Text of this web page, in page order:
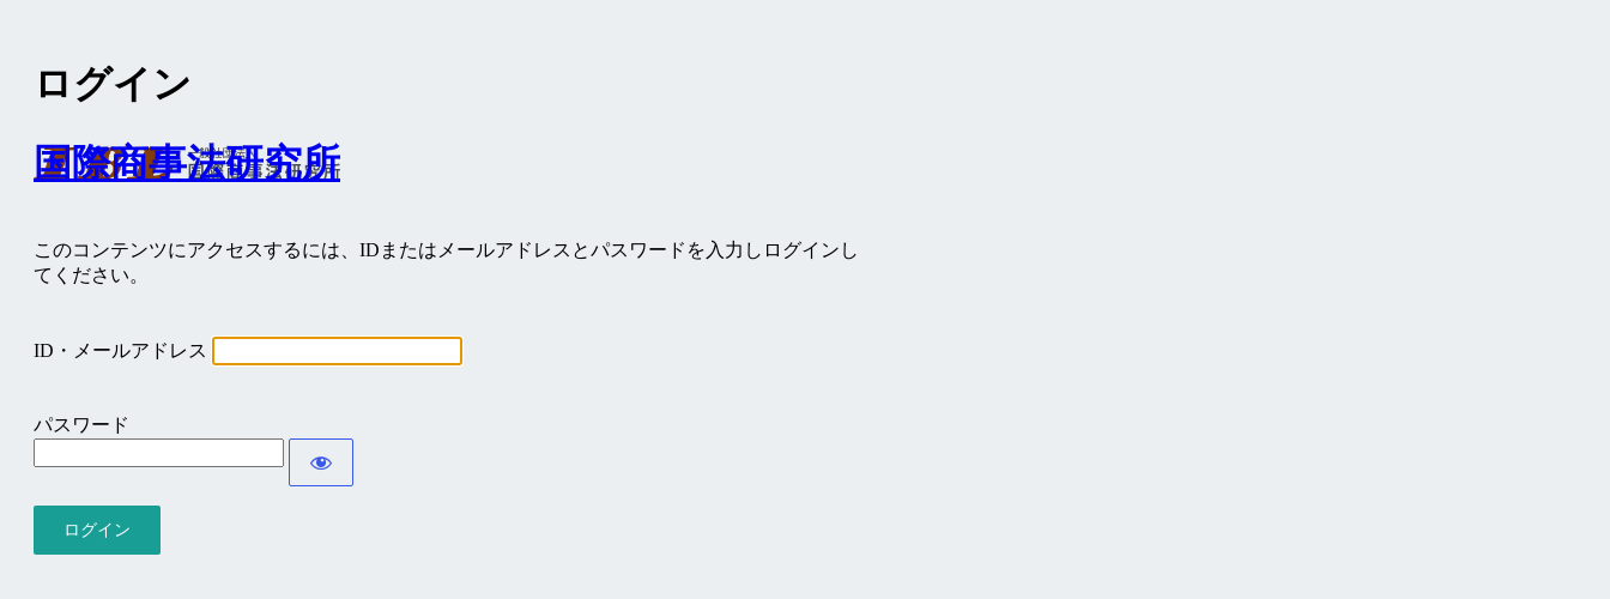
ログイン
国際商事法研究所
このコンテンツにアクセスするには、IDまたはメールアドレスとパスワードを入力しログインし
てください。
ID・メールアドレス
パスワード